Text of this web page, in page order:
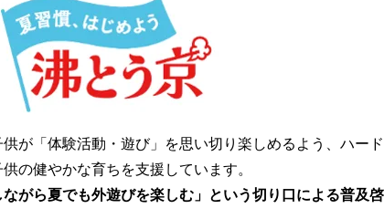
で
が「体験活動・遊び」を思い切り楽しめるよう、ハード
の健やかな育ちを支援しています。
ながら夏でも外遊びを楽しむ」という切り口による普及